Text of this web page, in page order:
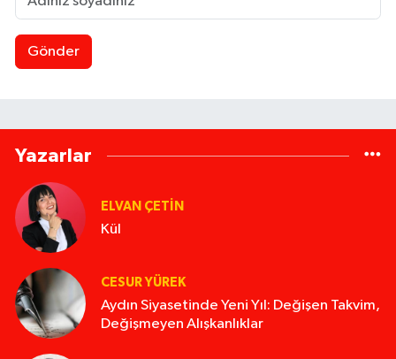
Gönder
Yazarlar
ELVAN ÇETIN
Kül
CESUR YÜREK
Aydın Siyasetinde Yeni Yıl: Değişen Takvim,
Değişmeyen Alışkanlıklar